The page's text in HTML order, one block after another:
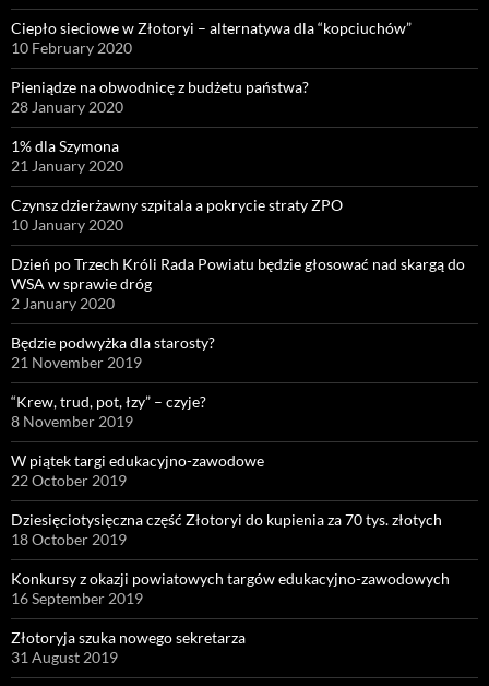
Ciepło sieciowe w Złotoryi – alternatywa dla “kopciuchów”
10 February 2020
Pieniądze na obwodnicę z budżetu państwa?
28 January 2020
1% dla Szymona
21 January 2020
Czynsz dzierżawny szpitala a pokrycie straty ZPO
10 January 2020
Dzień po Trzech Króli Rada Powiatu będzie głosować nad skargą do
WSA w sprawie dróg
2 January 2020
Będzie podwyżka dla starosty?
21 November 2019
“Krew, trud, pot, łzy” – czyje?
8 November 2019
W piątek targi edukacyjno-zawodowe
22 October 2019
Dziesięciotysięczna część Złotoryi do kupienia za 70 tys. złotych
18 October 2019
Konkursy z okazji powiatowych targów edukacyjno-zawodowych
16 September 2019
Złotoryja szuka nowego sekretarza
31 August 2019